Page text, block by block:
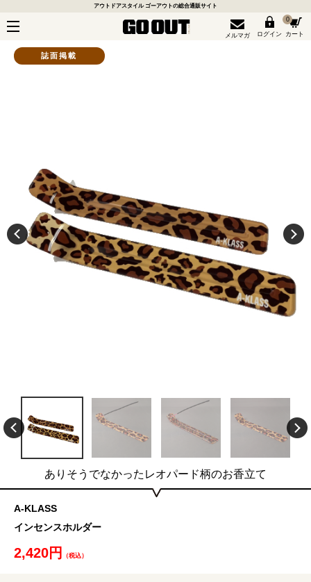
アウトドアスタイル ゴーアウトの総合通販サイト
メルマガ ログイン
0
カート
誌面掲載
ありそうでなかったレオパード柄のお香立て
A-KLASS
インセンスホルダー
2,420円 （税込）